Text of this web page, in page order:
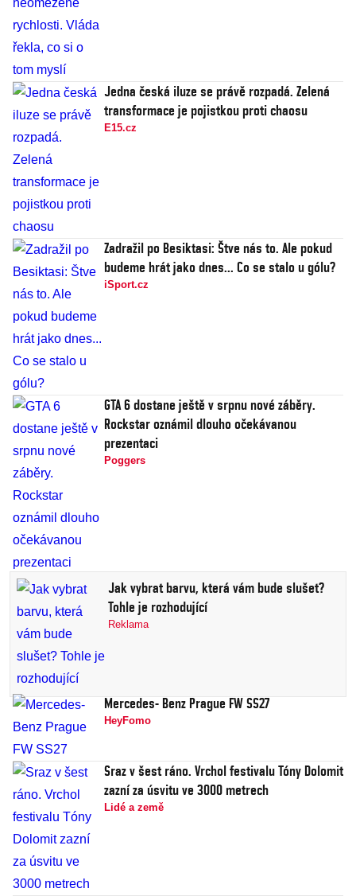
Jedna česká iluze se právě rozpadá. Zelená
transformace je pojistkou proti chaosu
E15.cz
Zadražil po Besiktasi: Štve nás to. Ale pokud
budeme hrát jako dnes... Co se stalo u gólu?
iSport.cz
GTA 6 dostane ještě v srpnu nové záběry.
Rockstar oznámil dlouho očekávanou
prezentaci
Poggers
Jak vybrat barvu, která vám bude slušet?
Tohle je rozhodující
Reklama
Mercedes- Benz Prague FW SS27
HeyFomo
Sraz v šest ráno. Vrchol festivalu Tóny Dolomit
zazní za úsvitu ve 3000 metrech
Lidé a země